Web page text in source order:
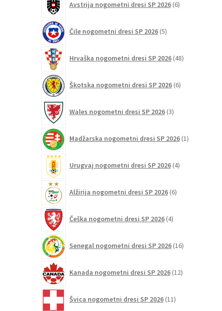
Avstrija nogometni dresi SP 2026 6izdelkov
Čile nogometni dresi SP 2026 5izdelkov
Hrvaška nogometni dresi SP 2026 48izdelkov
Škotska nogometni dresi SP 2026 6izdelkov
Wales nogometni dresi SP 2026 3izdelki
Madžarska nogometni dresi SP 2026 1izdelek
Urugvaj nogometni dresi SP 2026 4izdelki
Alžirija nogometni dresi SP 2026 6izdelkov
Češka nogometni dresi SP 2026 4izdelki
Senegal nogometni dresi SP 2026 16izdelkov
Kanada nogometni dresi SP 2026 12izdelkov
Švica nogometni dresi SP 2026 11izdelkov